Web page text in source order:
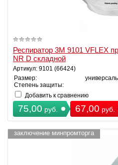
Респиратор 3М 9101 VFLEX
NR D складной
Артикул: 9101 (66424)
Размер:
Степень защиты:
Добавить к сравнению
75,00 руб. 67,00 руб.
заключение минпромторга